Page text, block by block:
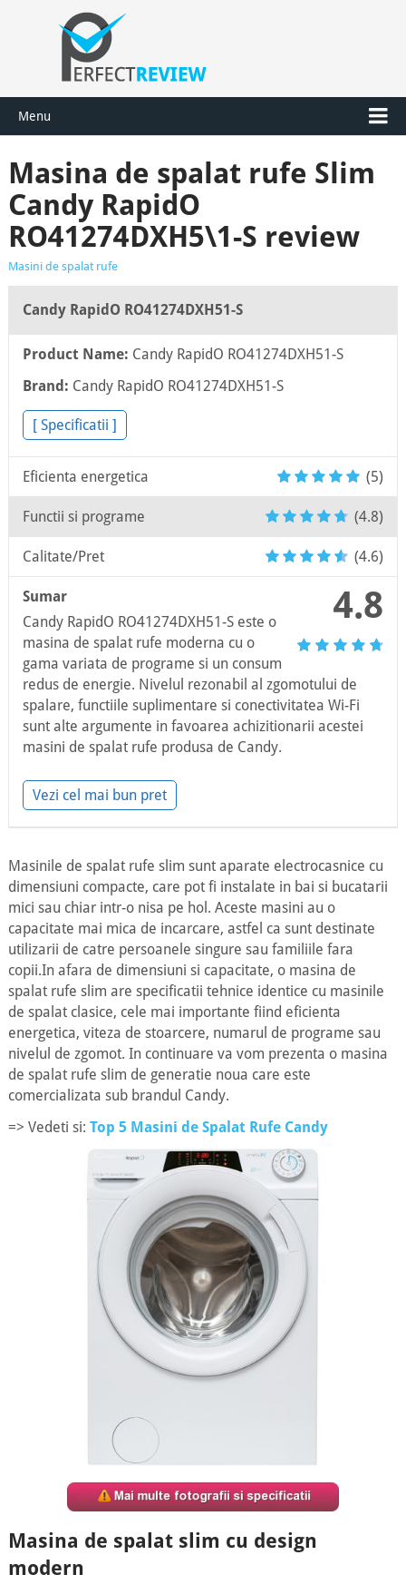
Menu
Masina de spalat rufe Slim
Candy RapidO
RO41274DXH5\1-S review
Masini de spalat rufe
Candy RapidO RO41274DXH51-S
Product Name: Candy RapidO RO41274DXH51-S
Brand: Candy RapidO RO41274DXH51-S
[ Specificatii ]
Eficienta energetica (5)
Functii si programe (4.8)
Calitate/Pret (4.6)
4.8
Sumar
Candy RapidO RO41274DXH51-S este o
masina de spalat rufe moderna cu o
gama variata de programe si un consum
redus de energie. Nivelul rezonabil al zgomotului de
spalare, functiile suplimentare si conectivitatea Wi-Fi
sunt alte argumente in favoarea achizitionarii acestei
masini de spalat rufe produsa de Candy.
Vezi cel mai bun pret
Masinile de spalat rufe slim sunt aparate electrocasnice cu
dimensiuni compacte, care pot fi instalate in bai si bucatarii
mici sau chiar intr-o nisa pe hol. Aceste masini au o
capacitate mai mica de incarcare, astfel ca sunt destinate
utilizarii de catre persoanele singure sau familiile fara
copii.In afara de dimensiuni si capacitate, o masina de
spalat rufe slim are specificatii tehnice identice cu masinile
de spalat clasice, cele mai importante fiind eficienta
energetica, viteza de stoarcere, numarul de programe sau
nivelul de zgomot. In continuare va vom prezenta o masina
de spalat rufe slim de generatie noua care este
comercializata sub brandul Candy.
=> Vedeti si: Top 5 Masini de Spalat Rufe Candy
Masina de spalat slim cu design
modern